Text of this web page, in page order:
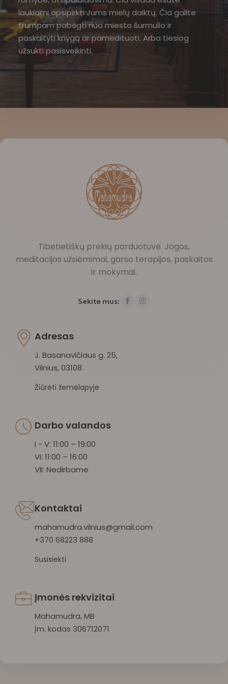
laukiami apsipirkti Jums mielų daiktų. Čia galite
trumpam pabėgti nuo miesto šurmulio ir
paskaityti knygą ar pamedituoti. Arba tiesiog
užsukti pasisveikinti.
Tibetietiškų prekių parduotuvė. Jogos,
meditacijos užsiėmimai, garso terapijos, paskaitos
ir mokymai.
Sekite mus:
Adresas
J. Basanavičiaus g. 25,
Vilnius, 03108
Žiūrėti žemėlapyje
Darbo valandos
I - V: 11:00 – 19:00
VI: 11:00 – 16:00
VII: Nedirbame
Kontaktai
mahamudra.vilnius@gmail.com
+370 68223 888
Susisiekti
Įmonės rekvizitai
Mahamudra, MB
Įm. kodas 306712071